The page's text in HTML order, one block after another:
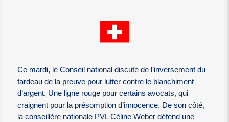
Ce mardi, le Conseil national discute de l’inversement du
fardeau de la preuve pour lutter contre le blanchiment
d’argent. Une ligne rouge pour certains avocats, qui
craignent pour la présomption d’innocence. De son côté,
la conseillère nationale PVL Céline Weber défend une